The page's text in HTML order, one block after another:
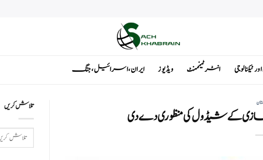
انٹرٹینمنٹ ویڈیوز ایران ، اسرائیل ، جنگ
شیڈول کی منظوری دے دی
تلاش کریں